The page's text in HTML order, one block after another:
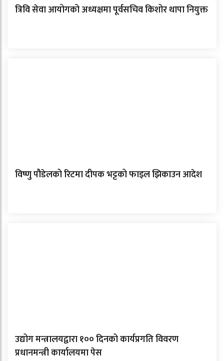
त्रिवि सेवा आयोगको अध्यक्षमा पूर्वसचिव किशोर थापा नियुक्त
विष्णु पौडेलको रिटमा दीपक भट्टको फाइल झिकाउन आदेश
उद्योग मन्त्रालयद्वारा १०० दिनको कार्यप्रगति विवरण
प्रधानमन्त्री कार्यालयमा पेस